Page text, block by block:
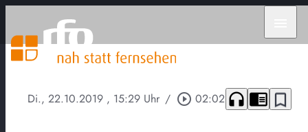
Di., 22.10.2019 , 15:29 Uhr / play_circle_outline 02:02 headphones chrome_reader_mode bookmark_border